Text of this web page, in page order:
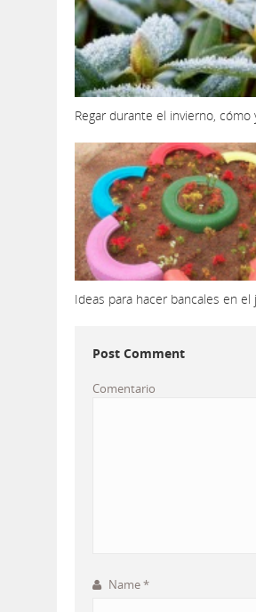
Regar durante el invierno, cómo
Ideas para hacer bancales en el
Post Comment
Comentario
Name*